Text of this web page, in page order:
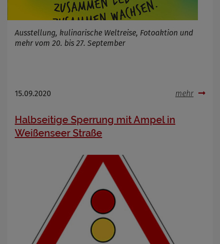
Ausstellung, kulinarische Weltreise, Fotoaktion und
mehr vom 20. bis 27. September
15.09.2020 mehr
Halbseitige Sperrung mit Ampel in
Weißenseer Straße